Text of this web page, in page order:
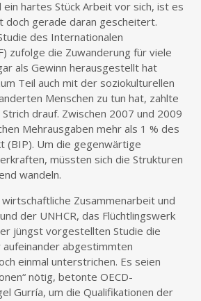
hartes Stück Arbeit vor sich, ist es
doch gerade daran gescheitert.
des Internationalen
zufolge die Zuwanderung für viele
als Gewinn herausgestellt hat
Teil auch mit der soziokulturellen
Menschen zu tun hat, zahlte
drauf. Zwischen 2007 und 2009
Mehrausgaben mehr als 1 % des
(BIP). Um die gegenwärtige
müssten sich die Strukturen
wandeln.
Zusammenarbeit und
der UNHCR, das Flüchtlingswerk
jüngst vorgestellten Studie die
abgestimmten
einmal unterstrichen. Es seien
nötig, betonte OECD-
Gurría, um die Qualifikationen der